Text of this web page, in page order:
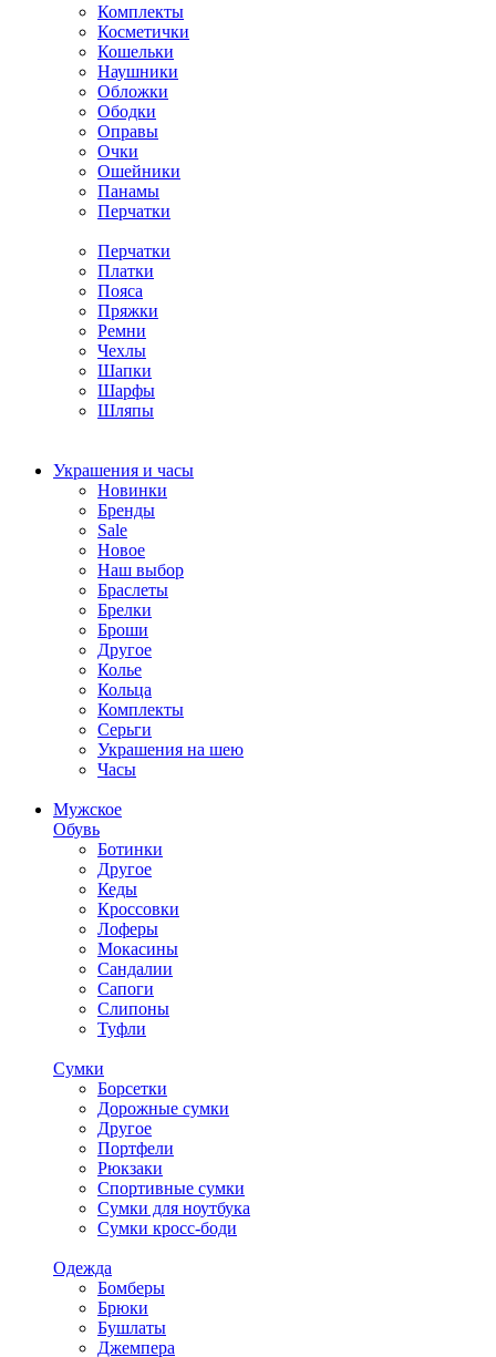
Комплекты
Косметички
Кошельки
Наушники
Обложки
Ободки
Оправы
Очки
Ошейники
Панамы
Перчатки
Перчатки
Платки
Пояса
Пряжки
Ремни
Чехлы
Шапки
Шарфы
Шляпы
Украшения и часы
Новинки
Бренды
Sale
Новое
Наш выбор
Браслеты
Брелки
Броши
Другое
Колье
Кольца
Комплекты
Серьги
Украшения на шею
Часы
Мужское
Обувь
Ботинки
Другое
Кеды
Кроссовки
Лоферы
Мокасины
Сандалии
Сапоги
Слипоны
Туфли
Сумки
Борсетки
Дорожные сумки
Другое
Портфели
Рюкзаки
Спортивные сумки
Сумки для ноутбука
Сумки кросс-боди
Одежда
Бомберы
Брюки
Бушлаты
Джемпера